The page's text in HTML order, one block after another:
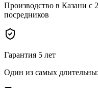
Производство в Казани с
посредников
Гарантия 5 лет
Один из самых